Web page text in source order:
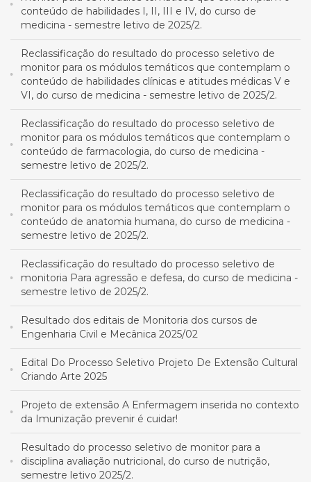
conteúdo de habilidades I, II, III e IV, do curso de
medicina - semestre letivo de 2025/2.
Reclassificação do resultado do processo seletivo de
monitor para os módulos temáticos que contemplam o
conteúdo de habilidades clínicas e atitudes médicas V e
VI, do curso de medicina - semestre letivo de 2025/2.
Reclassificação do resultado do processo seletivo de
monitor para os módulos temáticos que contemplam o
conteúdo de farmacologia, do curso de medicina -
semestre letivo de 2025/2.
Reclassificação do resultado do processo seletivo de
monitor para os módulos temáticos que contemplam o
conteúdo de anatomia humana, do curso de medicina -
semestre letivo de 2025/2.
Reclassificação do resultado do processo seletivo de
monitoria Para agressão e defesa, do curso de medicina -
semestre letivo de 2025/2.
Resultado dos editais de Monitoria dos cursos de
Engenharia Civil e Mecânica 2025/02
Edital Do Processo Seletivo Projeto De Extensão Cultural
Criando Arte 2025
Projeto de extensão A Enfermagem inserida no contexto
da Imunização prevenir é cuidar!
Resultado do processo seletivo de monitor para a
disciplina avaliação nutricional, do curso de nutrição,
semestre letivo 2025/2.